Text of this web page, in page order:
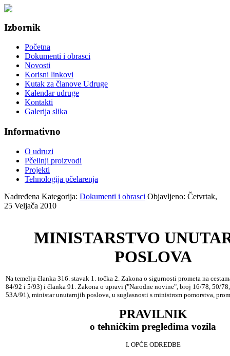
Izbornik
Početna
Dokumenti i obrasci
Novosti
Korisni linkovi
Kutak za članove Udruge
Kalendar udruge
Kontakti
Galerija slika
Informativno
O udruzi
Pčelinji proizvodi
Projekti
Tehnologija pčelarenja
Nadređena Kategorija: Dokumenti i obrasci Objavljeno: Četvrtak,
25 Veljača 2010
MINISTARSTVO
POSLOVA
Na temelju članka 316. stavak 1. točka 2. Zakona o sigurnosti prometa na
84/92 i 5/93) i članka 91. Zakona o upravi ("Narodne novine", broj 16/78, 50/
53A/91), ministar unutarnjih poslova, u suglasnosti s ministrom pomorstva,
PRAVILNIK
o tehničkim pregledima vozila
I. OPĆE ODREDBE